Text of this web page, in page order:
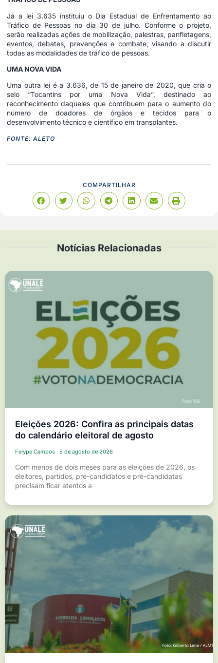
Já a lei 3.635 instituiu o Dia Estadual de Enfrentamento ao
Tráfico de Pessoas no dia 30 de julho. Conforme o projeto,
serão realizadas ações de mobilização, palestras, panfletagens,
eventos, debates, prevenções e combate, visando a discutir
todas as modalidades de tráfico de pessoas.
UMA NOVA VIDA
Uma outra lei é a 3.636, de 15 de janeiro de 2020, que cria o
selo “Tocantins por uma Nova Vida”, destinado ao
reconhecimento daqueles que contribuem para o aumento do
número de doadores de órgãos e tecidos para o
desenvolvimento técnico e científico em transplantes.
FONTE: ALETO
COMPARTILHAR
Notícias Relacionadas
Eleições 2026: Confira as principais datas
do calendário eleitoral de agosto
Felype Campos 5 de agosto de 2026
Com menos de dois meses para as eleições de 2026, os
eleitores, partidos, pré-candidatos e pré-candidatas
precisam ficar atentos a